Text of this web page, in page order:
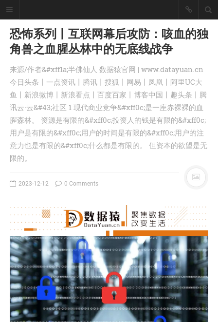
擅长工具开发、爬虫采集技术、大数
据统计处理！
座右铭：皇天不负有心人。
首页
分类
医类
CHATGPT
友链
关于
博客收藏
近视眼逛
恐怖系列丨互联网幕后攻防：咳血的独
角兽之血腥丛林中的无底线战争
来源/作者&#xff1a;半佛仙人 数据猿官网 | www.datayuan.cn
今日头条丨一点资讯丨腾讯丨搜狐丨网易丨凤凰丨阿里UC大
鱼丨新浪微博丨新浪看点丨百度百家丨博客中国丨趣头条丨腾
讯云·云&#43;社区 1 现代商业竞争&#xff0c;是一座赤裸裸的血
腥森林。 资源是有限的&#xff0c;投资人的钱是有限的&#xff0c;
用户是有限的&#xff0c;用户的时间是有限的&#xff0c;用户的注
意力也是有限的&#xff0c;什么都是有限的。 但资本的欲望是无
限的。
2023-12-12 0 Comments